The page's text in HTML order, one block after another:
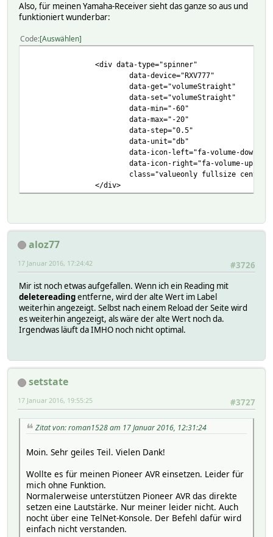
Also, für meinen Yamaha-Receiver sieht das ganze so aus und
funktioniert wunderbar:
Code Auswählen
<div data-type="spinner"
data-device="RXV777"
data-get="volumeStraight"
data-set="volumeStraight"
data-min="-60"
data-max="-20"
data-step="0.5"
data-unit="db"
data-icon-left="fa-volume-down"
data-icon-right="fa-volume-up"
class="valueonly fullsize
</div>
aloz77
#3726
17 Januar 2016, 17:24:42
Mir ist noch etwas aufgefallen. Wenn ich ein Reading mit
deletereadingentferne, wird der alte Wert im Label
weiterhin angezeigt. Selbst nach einem Reload der Seite wird
es weiterhin angezeigt, als wäre der alte Wert noch da.
Irgendwas läuft da IMHO noch nicht optimal.
setstate
#3727
17 Januar 2016, 19:55:25
Zitat von: roman1528 am 17 Januar 2016, 12:31:24
Moin. Sehr geiles Teil. Vielen Dank!
Wollte es für meinen Pioneer AVR einsetzen. Leider für
mich ohne Funktion.
Normalerweise unterstützen Pioneer AVR das direkte
setzen eine Lautstärke. Nur meiner leider nicht. Auch
nocht über eine TelNet-Konsole. Der Befehl dafür wird
einfach nicht verstanden.